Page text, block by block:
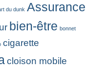
du dunk Assurance
bien-être bonnet
cigarette
cloison mobile